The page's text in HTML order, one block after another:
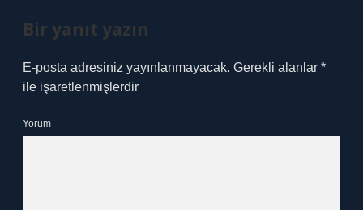
Bir yanıt yazın
E-posta adresiniz yayınlanmayacak. Gerekli alanlar *
ile işaretlenmişlerdir
Yorum